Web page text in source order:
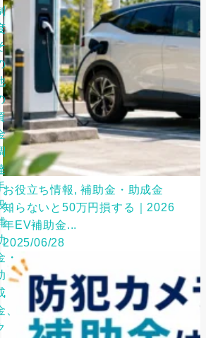
：
・
、
お役立ち情報, 補助金・助成金
知らないと50万円損する｜2026
年EV補助金...
2025/06/28